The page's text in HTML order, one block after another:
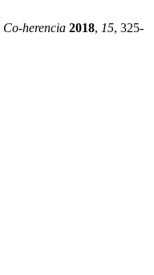
Co-herencia 2018, 15, 325-